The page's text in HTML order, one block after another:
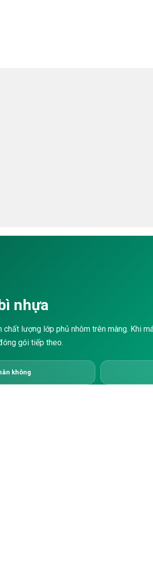
nhựa
lượng lớp phủ nhôm trên màng. Khi
gói tiếp theo.
không